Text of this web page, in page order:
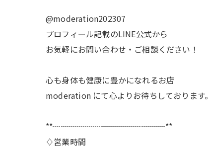
@moderation202307
プロフィール記載のLINE公式から
お気軽にお問い合わせ・ご相談ください！
心も身体も健康に豊かになれるお店
moderation にて心よりお待ちしております。
**┈┈┈┈┈┈┈┈┈┈┈┈┈┈**
♢営業時間